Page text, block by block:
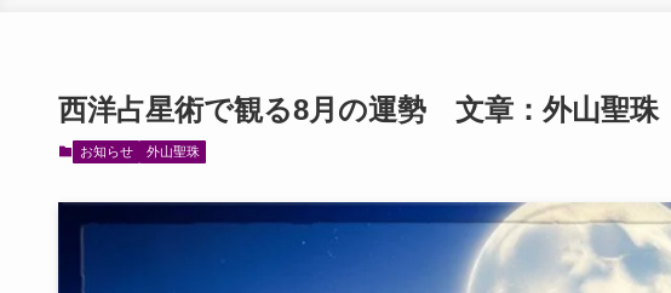
西洋占星術で観る8月の運勢 文章：外山聖珠
お知らせ 外山聖珠